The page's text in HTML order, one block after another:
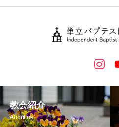
教会紹介
About us